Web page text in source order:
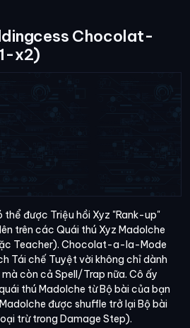
Chocolat-
x2)
thể được Triệu hồi Xyz "Rank-up"
trên các Quái thú Xyz Madolche
Teacher). Chocolat-a-la-Mode
Tái chế Tuyệt vời không chỉ dành
còn cả Spell/Trap nữa. Cô ấy
thú Madolche từ Bộ bài của bạn
được shuffle trở lại Bộ bài
trừ trong Damage Step).